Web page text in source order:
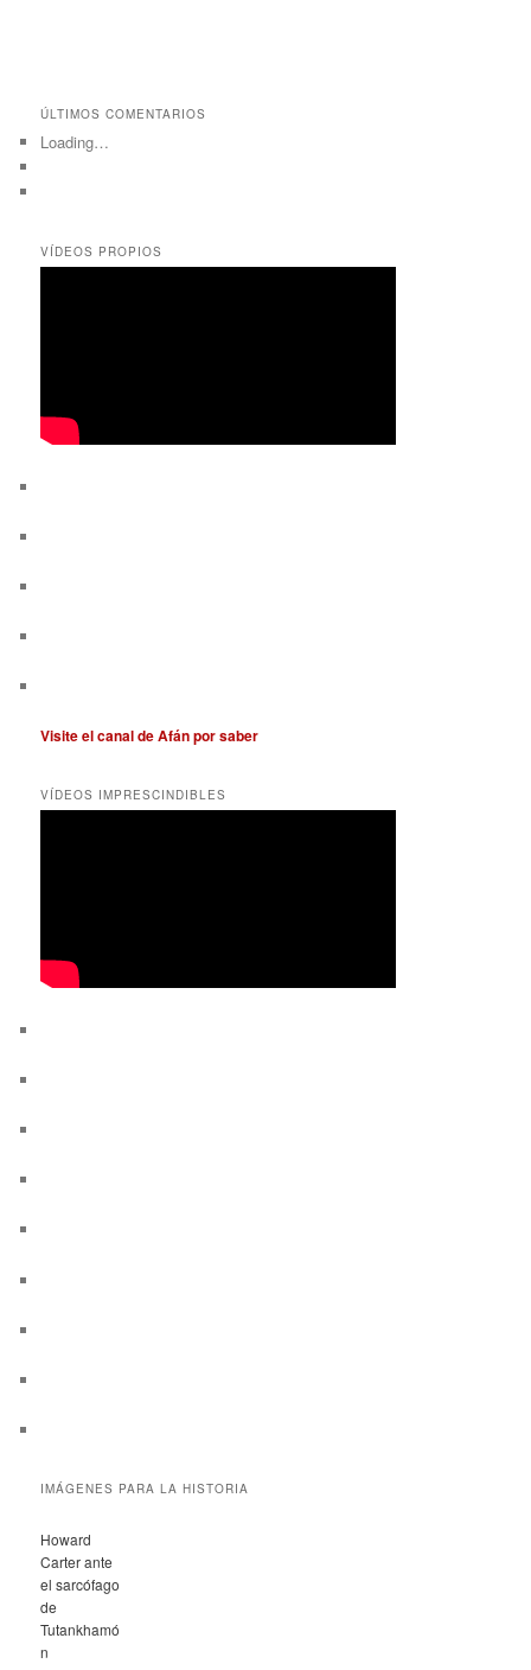
ÚLTIMOS COMENTARIOS
Loading…
VÍDEOS PROPIOS
Visite el canal de Afán por saber
VÍDEOS IMPRESCINDIBLES
IMÁGENES PARA LA HISTORIA
Howard
Carter ante
el sarcófago
de
Tutankhamó
n